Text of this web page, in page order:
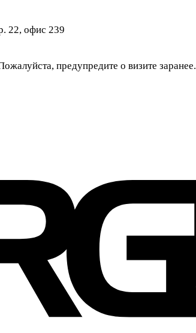
22, офис 239
предупредите о визите заранее.